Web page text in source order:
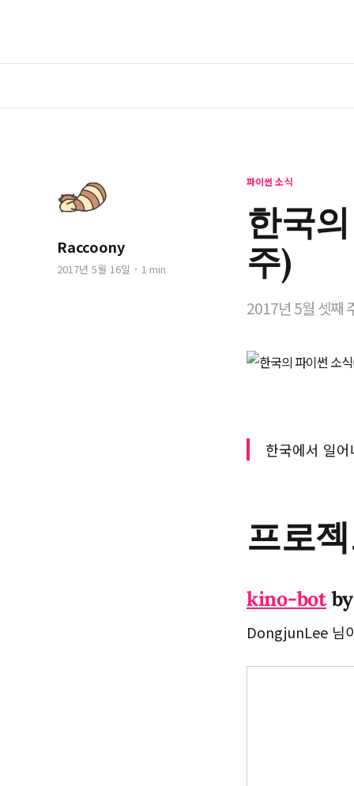
파이썬 소식
한국
주)
Raccoony
2017년 5월 16일 1 min
2017년 5월 셋째
한국에서 일
프로
kino-botby
DongjunLee 님